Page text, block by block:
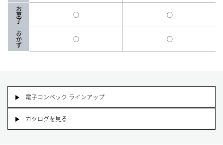
お菓子
おかず
○
○
○
○
電子コンベック ラインアップ
カタログを見る